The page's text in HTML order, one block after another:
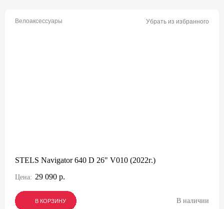
Велоаксессуары Убрать из избранного
STELS Navigator 640 D 26" V010 (2022г.)
Цена: 29 090 р.
В КОРЗИНУ
В КОРЗИНУ
В КОРЗИНУ В наличии